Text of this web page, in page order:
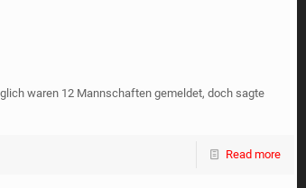
waren 12 Mannschaften gemeldet, doch sagte
Read more